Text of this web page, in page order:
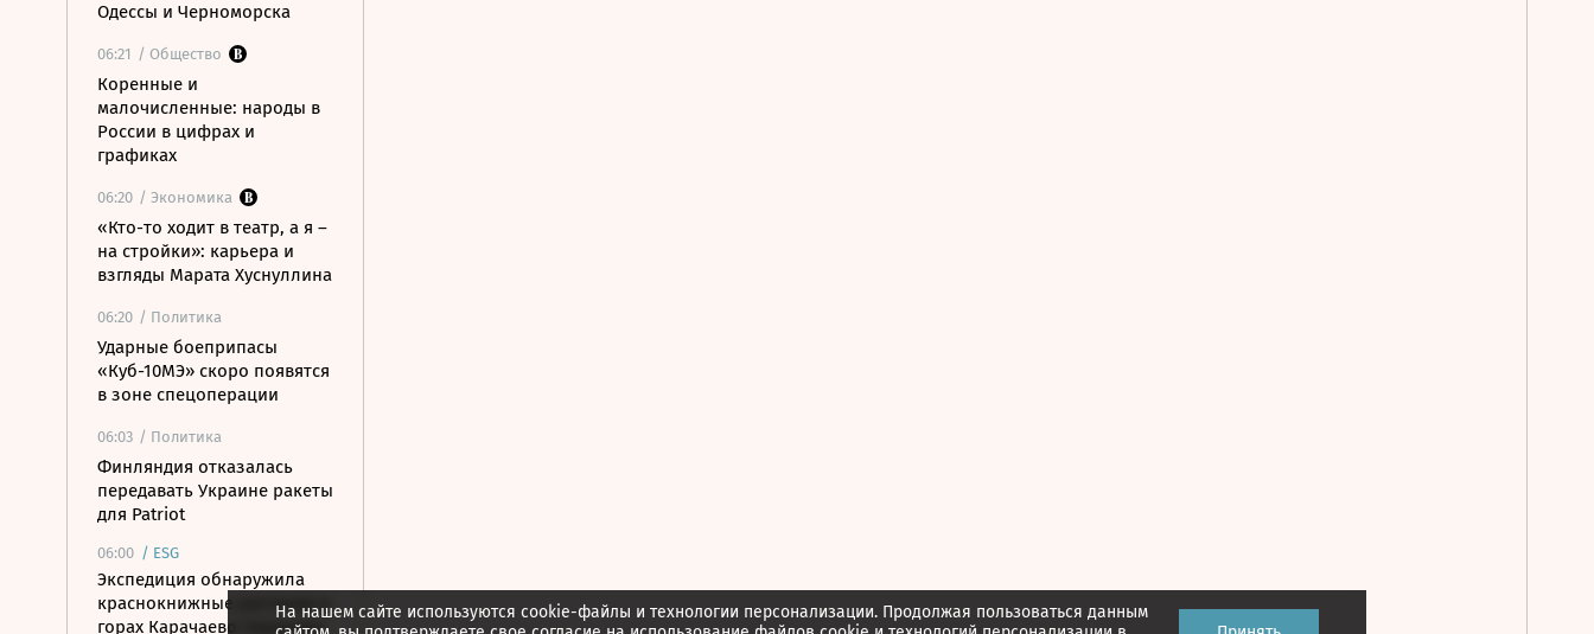
Одессы и Черноморска
06:21 / Общество
Коренные и
малочисленные: народы в
России в цифрах и
графиках
06:20 / Экономика
«Кто-то ходит в театр, а я –
на стройки»: карьера и
взгляды Марата Хуснуллина
06:20 / Политика
Ударные боеприпасы
«Куб-10МЭ» скоро появятся
в зоне спецоперации
06:03 / Политика
Финляндия отказалась
передавать Украине ракеты
для Patriot
06:00 / ESG
Экспедиция обнаружила
краснокнижные растения в
горах Карачаево-Черкесии
На нашем сайте используются cookie-файлы и технологии персонализации. Продолжая пользоваться данным